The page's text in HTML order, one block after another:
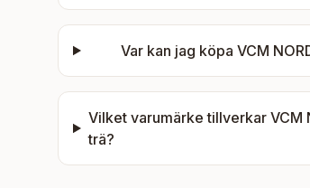
Var kan jag köpa VCM
Vilket varumärke tillverkar VCM
trä?